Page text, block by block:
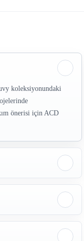
koleksiyonundaki
önerisi için ACD